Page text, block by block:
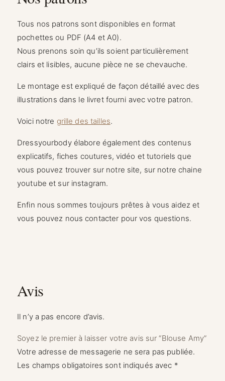
Tous nos patrons sont disponibles en format
pochettes ou PDF (A4 et A0).
Nous prenons soin qu’ils soient particulièrement
clairs et lisibles, aucune pièce ne se chevauche.
Le montage est expliqué de façon détaillé avec des
illustrations dans le livret fourni avec votre patron.
Voici notre grille des tailles.
Dressyourbody élabore également des contenus
explicatifs, fiches coutures, vidéo et tutoriels que
vous pouvez trouver sur notre site, sur notre chaine
youtube et sur instagram.
Enfin nous sommes toujours prêtes à vous aidez et
vous pouvez nous contacter pour vos questions.
Avis
Il n’y a pas encore d’avis.
Soyez le premier à laisser votre avis sur “Blouse Amy”
Votre adresse de messagerie ne sera pas publiée.
Les champs obligatoires sont indiqués avec *